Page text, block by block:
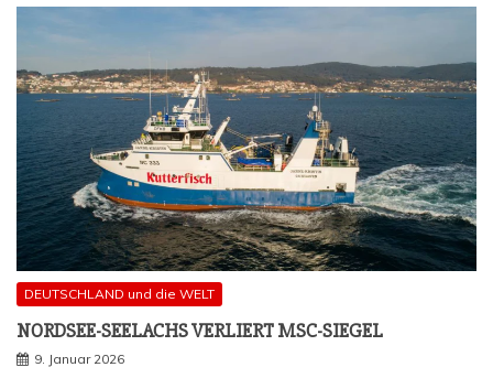
DEUTSCHLAND und die WELT
NORD­SEE-SEE­LACHS VER­LIERT MSC-SIEGEL
9. Januar 2026